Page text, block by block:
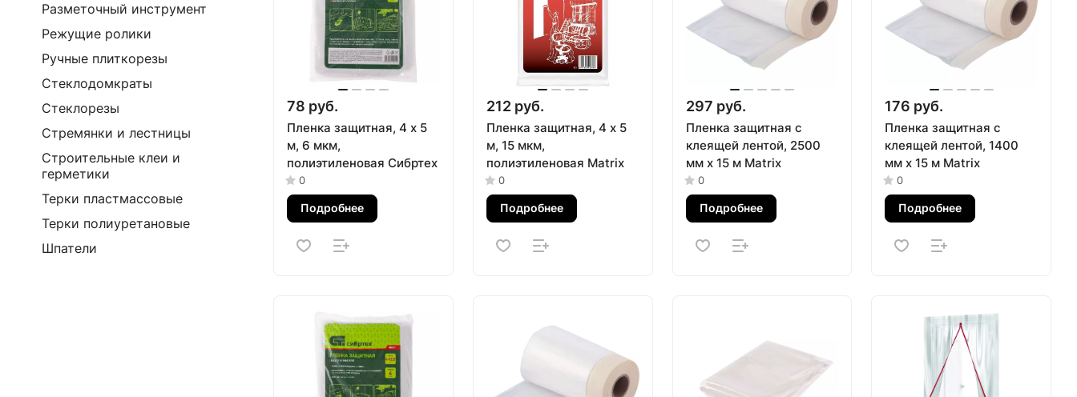
78 руб.
Пленка защитная, 4 х 5
м, 6 мкм,
полиэтиленовая Сибртех
0
Подробнее
212 руб.
Пленка защитная, 4 х 5
м, 15 мкм,
полиэтиленовая Matrix
0
Подробнее
297 руб.
Пленка защитная с
клеящей лентой, 2500
мм х 15 м Matrix
0
Подробнее
176 руб.
Пленка защитная с
клеящей лентой, 1400
мм х 15 м Matrix
0
Подробнее
Разметочный инструмент
Режущие ролики
Ручные плиткорезы
Стеклодомкраты
Стеклорезы
Стремянки и лестницы
Строительные клеи и
герметики
Терки пластмассовые
Терки полиуретановые
Шпатели